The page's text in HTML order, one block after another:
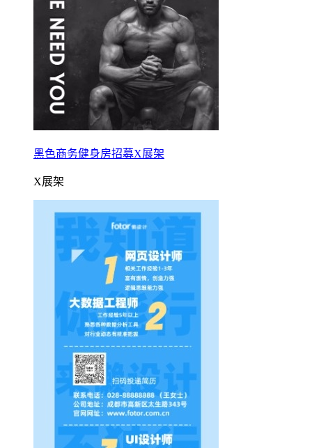
黑色商务健身房招募X展架
X展架